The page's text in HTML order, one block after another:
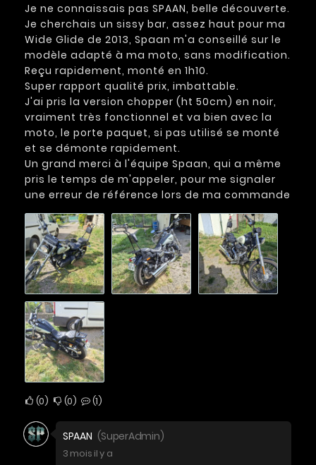
Je ne connaissais pas SPAAN, belle découverte.
Je cherchais un sissy bar, assez haut pour ma
Wide Glide de 2013, Spaan m'a conseillé sur le
modèle adapté à ma moto, sans modification.
Reçu rapidement, monté en 1h10.
Super rapport qualité prix, imbattable.
J'ai pris la version chopper (ht 50cm) en noir,
vraiment très fonctionnel et va bien avec la
moto, le porte paquet, si pas utilisé se monté
et se démonte rapidement.
Un grand merci à l'équipe Spaan, qui a même
pris le temps de m'appeler, pour me signaler
une erreur de référence lors de ma commande
0 0 1
SPAAN (SuperAdmin)
3 mois il y a